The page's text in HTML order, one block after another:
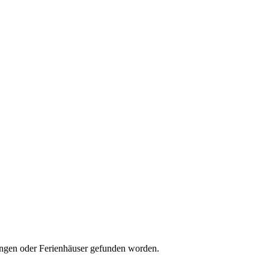
oder Ferienhäuser gefunden worden.